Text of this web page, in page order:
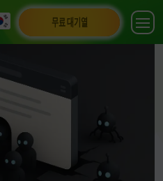
무료 대기열